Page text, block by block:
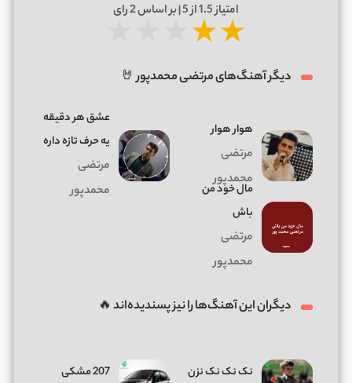
امتیاز1.5از 5 | بر اساس 2رای
★★
دیگر آهنگ‌های مرتضی محمدپور 🤘
هوار هوار
مرتضی
محمدپور
عشق هر دقیقه
یه حرف تازه داره
مرتضی
محمدپور
مال خود من
باش
مرتضی
محمدپور
دیگران این آهنگ‌ها را نیز پسندیده‌اند 🔥
نک نک نک نزن 207 مشکی